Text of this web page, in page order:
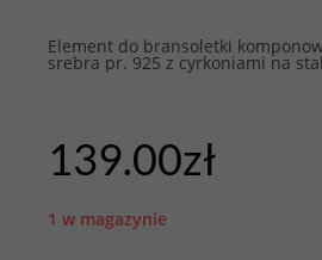
Element do bransoletki
srebra pr. 925 z cyrkoniami na
139.00zł
1 w magazynie